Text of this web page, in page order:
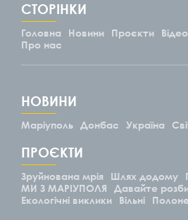
СТОРІНКИ
Головна Новини Проєкти Відео
Про нас
НОВИНИ
Маріуполь Донбас Україна
ПРОЄКТИ
Зруйнована мрія Шлях додому
МИ З МАРІУПОЛЯ
Давайте
Екологічні виклики
Вільні